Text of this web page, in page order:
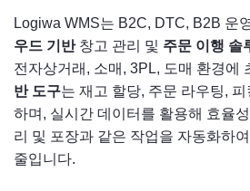
Logiwa WMS는 B2C, DTC, B2B 운
우드 기반창고 관리 및 주문 이행 솔
전자상거래, 소매, 3PL, 도매 환경에
반 도구는 재고 할당, 주문 라우팅,
하며, 실시간 데이터를 활용해 효율
리 및 포장과 같은 작업을 자동화하
줄입니다.